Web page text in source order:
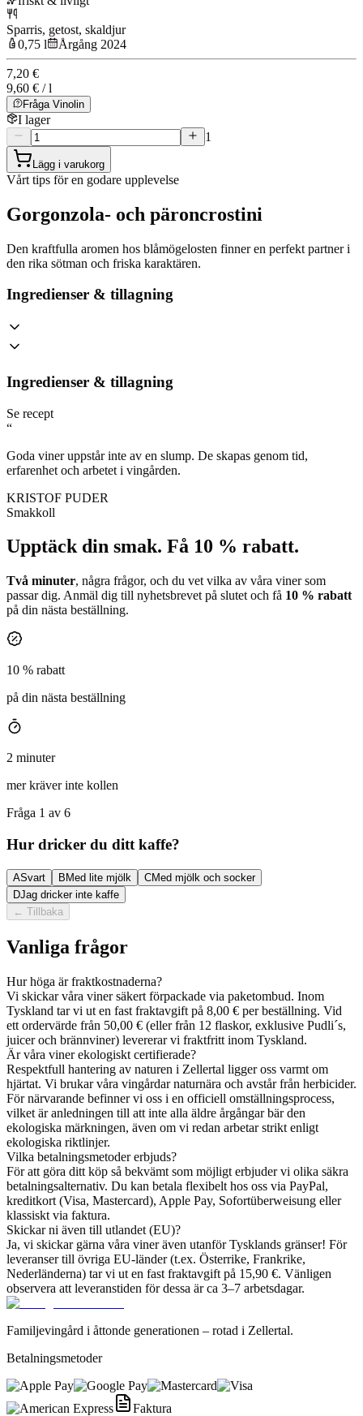
Sparris, getost, skaldjur
0,75 l
Årgång 2024
7,20 €
9,60 € / l
Fråga Vinolin
I lager
1
Lägg i varukorg
Vårt tips för en godare upplevelse
Gorgonzola- och päroncrostini
Den kraftfulla aromen hos blåmögelosten finner en perfekt partner i
den rika sötman och friska karaktären.
Ingredienser & tillagning
Ingredienser & tillagning
Se recept
“
Goda viner uppstår inte av en slump. De skapas genom tid,
erfarenhet och arbetet i vingården.
KRISTOF PUDER
Smakkoll
Upptäck din smak. Få 10 % rabatt.
Två minuter, några frågor, och du vet vilka av våra viner som
passar dig. Anmäl dig till nyhetsbrevet på slutet och få 10 % rabatt
på din nästa beställning.
10 % rabatt
på din nästa beställning
2 minuter
mer kräver inte kollen
Fråga 1 av 6
Hur dricker du ditt kaffe?
ASvart B Med lite mjölk CMed mjölk och socker
DJag dricker inte kaffe
← Tillbaka
Vanliga frågor
Hur höga är fraktkostnaderna?
Vi skickar våra viner säkert förpackade via paketombud. Inom
Tyskland tar vi ut en fast fraktavgift på 8,00 € per beställning. Vid
ett ordervärde från 50,00 € (eller från 12 flaskor, exklusive Pudli´s,
juicer och brännviner) levererar vi fraktfritt inom Tyskland.
Är våra viner ekologiskt certifierade?
Respektfull hantering av naturen i Zellertal ligger oss varmt om
hjärtat. Vi brukar våra vingårdar naturnära och avstår från herbicider.
För närvarande befinner vi oss i en officiell omställningsprocess,
vilket är anledningen till att inte alla äldre årgångar bär den
ekologiska märkningen, även om vi redan arbetar strikt enligt
ekologiska riktlinjer.
Vilka betalningsmetoder erbjuds?
För att göra ditt köp så bekvämt som möjligt erbjuder vi olika säkra
betalningsalternativ. Du kan betala flexibelt hos oss via PayPal,
kreditkort (Visa, Mastercard), Apple Pay, Sofortüberweisung eller
klassiskt via faktura.
Skickar ni även till utlandet (EU)?
Ja, vi skickar gärna våra viner även utanför Tysklands gränser! För
leveranser till övriga EU-länder (t.ex. Österrike, Frankrike,
Nederländerna) tar vi ut en fast fraktavgift på 15,90 €. Vänligen
observera att leveranstiden för dessa är ca 3–7 arbetsdagar.
Familjevingård i åttonde generationen – rotad i Zellertal.
Betalningsmetoder
Faktura